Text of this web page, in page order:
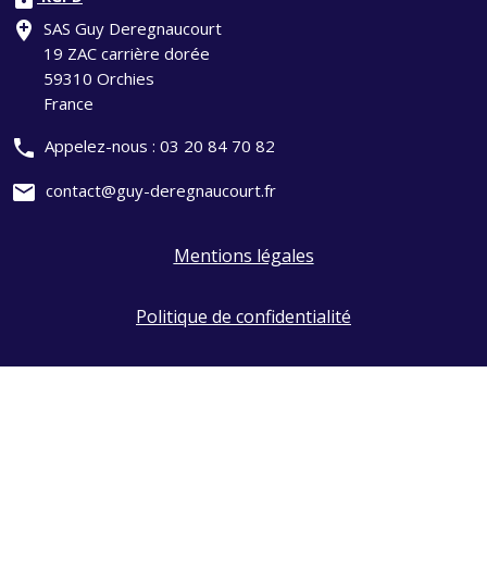
add_location SAS Guy Deregnaucourt
19 ZAC carrière dorée
59310 Orchies
France
phone Appelez-nous : 03 20 84 70 82
mail contact@guy-deregnaucourt.fr
Mentions légales
Politique de confidentialité